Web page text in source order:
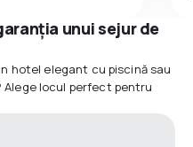
unui sejur de
hotel elegant cu piscină sau
locul perfect pentru